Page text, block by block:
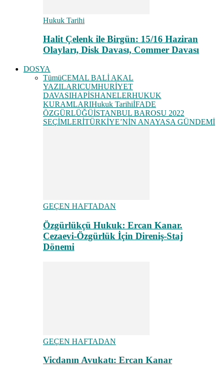
Hukuk Tarihi
Halit Çelenk ile Birgün: 15/16 Haziran
Olayları, Disk Davası, Commer Davası
DOSYA
TümüCEMAL BALİ AKAL
YAZILARICUMHURİYET
DAVASIHAPİSHANELERHUKUK
KURAMLARIHukuk TarihiİFADE
ÖZGÜRLÜĞÜİSTANBUL BAROSU 2022
SEÇİMLERİTÜRKİYE’NİN ANAYASA GÜNDEMİ
GEÇEN HAFTADAN
Özgürlükçü Hukuk: Ercan Kanar.
Cezaevi-Özgürlük İçin Direniş-Staj
Dönemi
GEÇEN HAFTADAN
Vicdanın Avukatı: Ercan Kanar